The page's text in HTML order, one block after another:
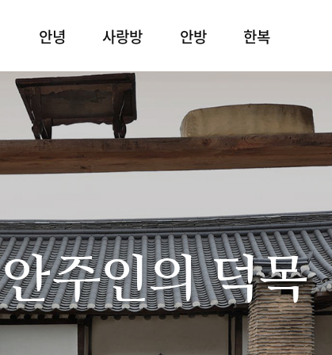
안녕 사랑방 안방 한복
안주인의 덕목